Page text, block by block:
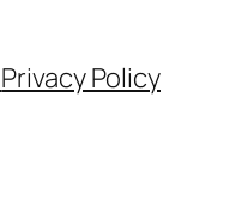
Privacy Policy